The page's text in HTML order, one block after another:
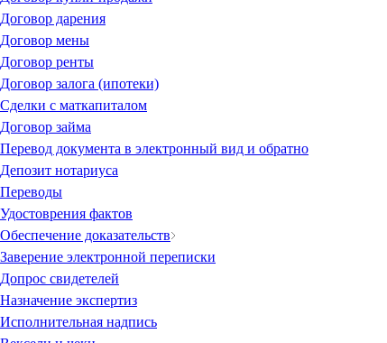
Договор дарения
Договор мены
Договор ренты
Договор залога (ипотеки)
Сделки с маткапиталом
Договор займа
Перевод документа в электронный вид и обратно
Депозит нотариуса
Переводы
Удостоврения фактов
Обеспечение доказательств
Заверение электронной переписки
Допрос свидетелей
Назначение экспертиз
Исполнительная надпись